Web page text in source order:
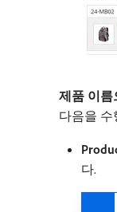
제품 이름
다음을 수
다.